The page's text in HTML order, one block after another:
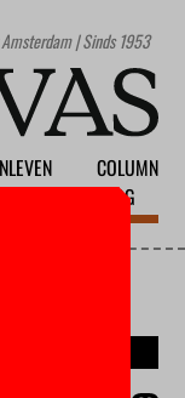
| Sinds 1953
COLUMN
BLOG